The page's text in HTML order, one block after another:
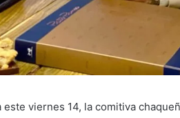
este viernes 14, la comitiva